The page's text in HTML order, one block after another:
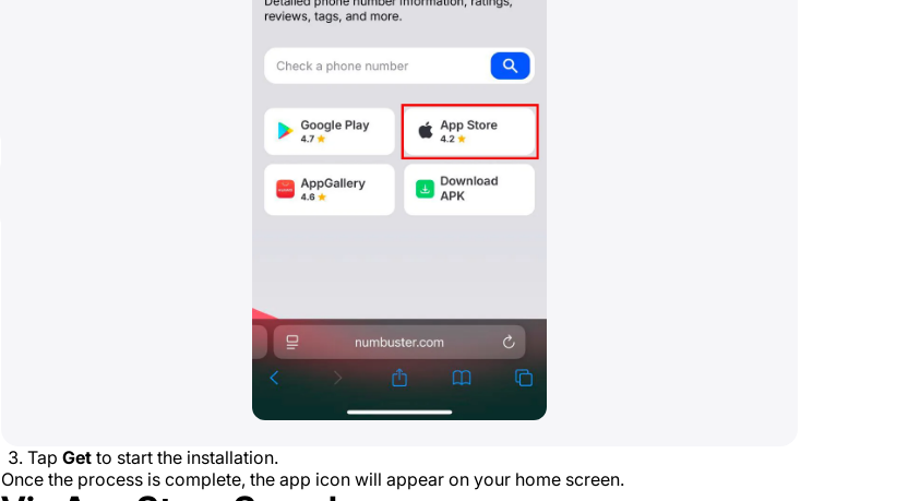
Tap Get to start the installation.
Once the process is complete, the app icon will appear on your home screen.